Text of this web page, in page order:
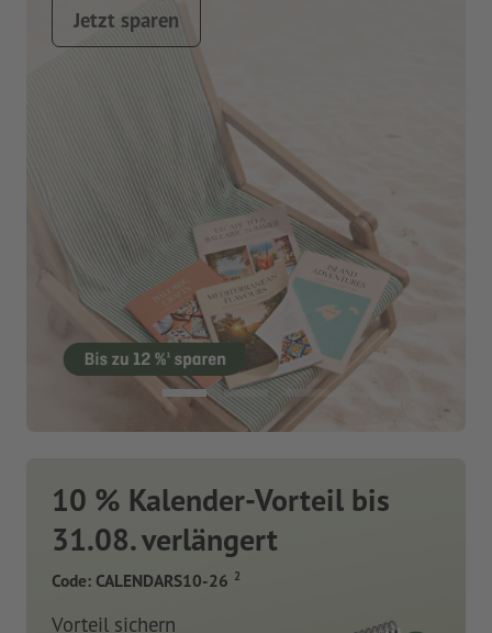
Jetzt sparen
10 % Kalender-Vorteil bis
31.08. verlängert
Code: CALENDARS10-26 2
Vorteil sichern